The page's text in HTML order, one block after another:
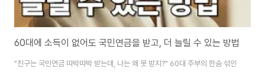
60대에 소득이 없어도 국민연금을 받고, 더 늘릴 수 있는 방법
"친구는 국민연금 따박따박 받는데, 나는 왜 못 받지?" 60대 주부의 한숨 섞인